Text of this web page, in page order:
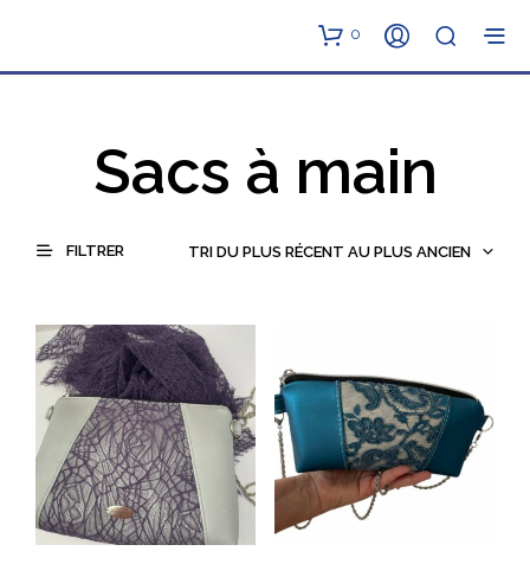
0
Sacs à main
FILTRER TRI DU PLUS RÉCENT AU PLUS ANCIEN